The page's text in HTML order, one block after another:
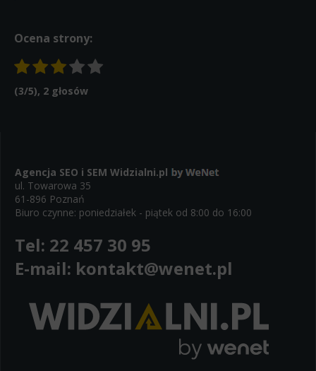
Ocena strony:
(3/5), 2 głosów
Agencja SEO i SEM Widzialni.pl
ul. Towarowa 35
61-896 Poznań
Biuro czynne: poniedziałek - piątek od 8:00 do 16:00
Tel: 22 457 30 95
E-mail: kontakt@wenet.pl